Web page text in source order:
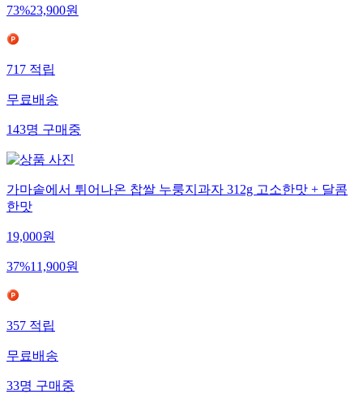
73%23,900원
717 적립
무료배송
143명 구매중
가마솥에서 튀어나온 찹쌀 누룽지과자 312g 고소한맛 + 달콤
한맛
19,000원
37%11,900원
357 적립
무료배송
33명 구매중